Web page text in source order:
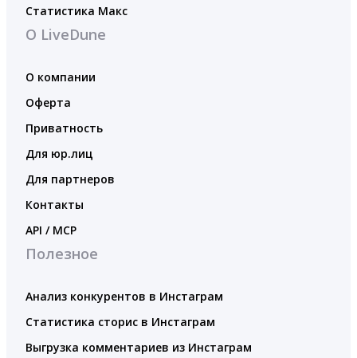
Статистика Макс
О LiveDune
О компании
Оферта
Приватность
Для юр.лиц
Для партнеров
Контакты
API / MCP
Полезное
Анализ конкурентов в Инстаграм
Статистика сторис в Инстаграм
Выгрузка комментариев из Инстаграм